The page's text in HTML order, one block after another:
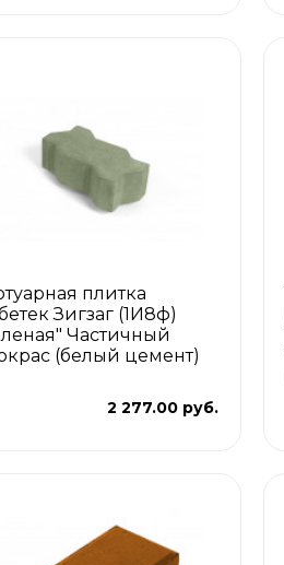
плитка
Зигзаг (1И8ф)
Частичный
(белый цемент)
2 277.00 руб.